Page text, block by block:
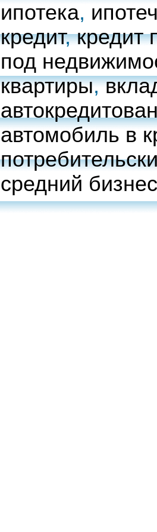
ипотека,
кредит,кредит
под
квартиры,
автомобиль в
средний бизнес